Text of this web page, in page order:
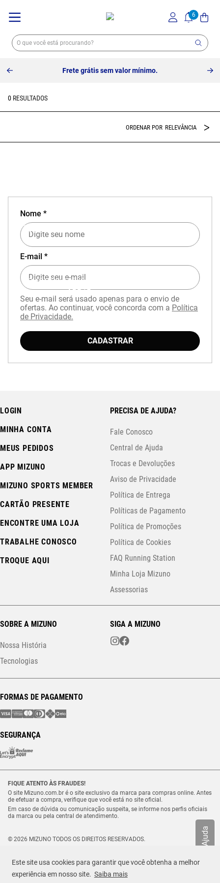
Este site usa cookies para garantir que você obtenha a melhor
experiência em nosso site. Saiba mais
Frete grátis sem valor mínimo.
Ajuda
0
RELEVÂNCIA
EXPERIÊNCIA MIZUNO NO APP
Baixe o aplicativo Mizuno e garanta
com cupomAPP15.
Nome *
E-mail *
Seu e-mail será usado apenas para o envio de
ofertas. Ao continuar, você concorda com a Política
de Privacidade.
CADASTRAR
LOGIN
MINHA CONTA
MEUS PEDIDOS
APP MIZUNO
MIZUNO SPORTS MEMBER
CARTÃO PRESENTE
ENCONTRE UMA LOJA
TRABALHE CONOSCO
TROQUE AQUI
PRECISA DE AJUDA?
Fale Conosco
Central de Ajuda
Trocas e Devoluções
Aviso de Privacidade
Política de Entrega
Políticas de Pagamento
Política de Promoções
Política de Cookies
FAQ Running Station
Minha Loja Mizuno
Assessorias
SOBRE A MIZUNO
Nossa História
Tecnologias
SIGA A MIZUNO
FORMAS DE PAGAMENTO
SEGURANÇA
FIQUE ATENTO ÀS FRAUDES!
O site Mizuno.com.br é o site exclusivo da marca para compras online. Antes
de efetuar a compra, verifique que você está no site oficial.
Em caso de dúvida ou comunicação suspeita, se informe nos perfis oficiais
da marca ou pela central de atendimento.
© 2026 MIZUNO TODOS OS DIREITOS RESERVADOS.
Estrada Municipal Luiz Lopes Neto, n.º 21 – Tenentes – CEP. 37.640-000 –
Extrema/MG